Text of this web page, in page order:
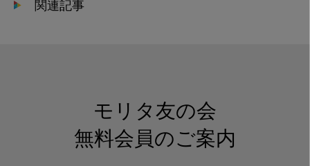
関連記事
モリタ友の会
無料会員のご案内